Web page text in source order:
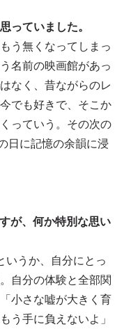
っていました。
う無くなってしまっ
名前の映画館があっ
なく、昔ながらのレ
でも好きで、そこか
っていう。その次の
日に記憶の余韻に浸
が、何か特別な思い
いうか、自分にとっ
自分の体験と全部関
小さな嘘が大きく育
う手に負えないよ」